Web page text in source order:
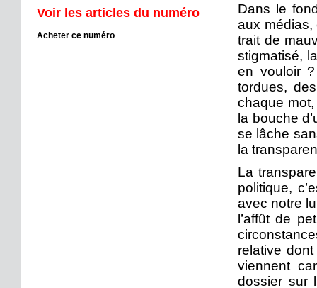
Voir les articles du numéro
Acheter ce numéro
Dans le
aux médias,
trait de
stigmatisé,
en vouloir
tordues,
chaque
la bouche
se lâche
la
La
politique,
avec notre
l’affût de
relative
viennent
dossier sur